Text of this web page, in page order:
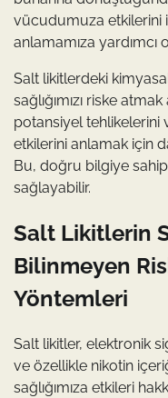
vücudumuza etkilerini
anlamamıza yardımcı
Salt likitlerdeki
sağlığımızı riske
potansiyel tehlikelerini
etkilerini anlamak için
Bu, doğru bilgiye
sağlayabilir.
Salt Likitlerin
Bilinmeyen
Yöntemleri
Salt likitler, elektronik
ve özellikle nikotin
sağlığımıza etkileri